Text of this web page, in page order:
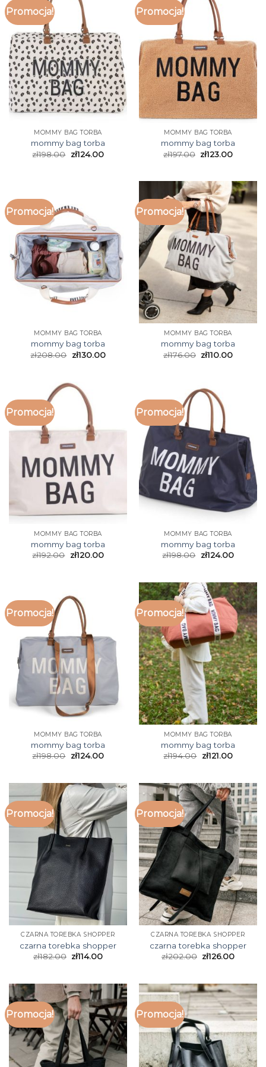
Promocja!
MOMMY BAG TORBA
mommy bag torba
zł198.00 zł124.00
Promocja!
MOMMY BAG TORBA
mommy bag torba
zł197.00 zł123.00
Promocja!
MOMMY BAG TORBA
mommy bag torba
zł208.00 zł130.00
Promocja!
MOMMY BAG TORBA
mommy bag torba
zł176.00 zł110.00
Promocja!
MOMMY BAG TORBA
mommy bag torba
zł192.00 zł120.00
Promocja!
MOMMY BAG TORBA
mommy bag torba
zł198.00 zł124.00
Promocja!
MOMMY BAG TORBA
mommy bag torba
zł198.00 zł124.00
Promocja!
MOMMY BAG TORBA
mommy bag torba
zł194.00 zł121.00
Promocja!
CZARNA TOREBKA SHOPPER
czarna torebka shopper
zł182.00 zł114.00
Promocja!
CZARNA TOREBKA SHOPPER
czarna torebka shopper
zł202.00 zł126.00
Promocja! Promocja!